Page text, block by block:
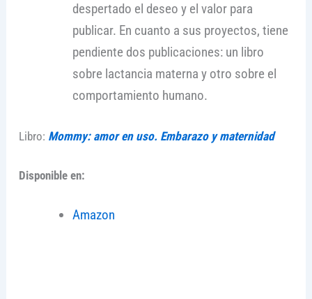
despertado el deseo y el valor para
publicar. En cuanto a sus proyectos, tiene
pendiente dos publicaciones: un libro
sobre lactancia materna y otro sobre el
comportamiento humano.
Libro: Mommy: amor en uso. Embarazo y maternidad
Disponible en:
Amazon